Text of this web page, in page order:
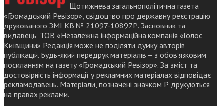
Щотижнева загальнополітична газета
«Громадський Ревізор», свідоцтво про державну реєстрацію
друкованого ЗМІ КВ № 21097-10897Р. Засновник та
видавець: ТОВ «Незалежна інформаційна компанія «Голос
Київщини» Редакція може не поділяти думку авторів
публікацій. Будь-який передрук матеріалів – з обов’язковим
посиланням на газету «Громадський Ревізор». За зміст та
достовірність інформації у рекламних матеріалах відповідає
рекламодавець. Матеріали, позначені значком Р друкуються
на правах реклами.